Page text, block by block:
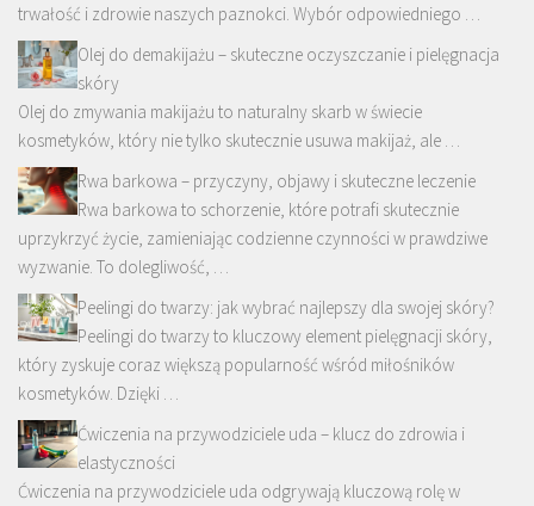
trwałość i zdrowie naszych paznokci. Wybór odpowiedniego …
Olej do demakijażu – skuteczne oczyszczanie i pielęgnacja
skóry
Olej do zmywania makijażu to naturalny skarb w świecie
kosmetyków, który nie tylko skutecznie usuwa makijaż, ale …
Rwa barkowa – przyczyny, objawy i skuteczne leczenie
Rwa barkowa to schorzenie, które potrafi skutecznie
uprzykrzyć życie, zamieniając codzienne czynności w prawdziwe
wyzwanie. To dolegliwość, …
Peelingi do twarzy: jak wybrać najlepszy dla swojej skóry?
Peelingi do twarzy to kluczowy element pielęgnacji skóry,
który zyskuje coraz większą popularność wśród miłośników
kosmetyków. Dzięki …
Ćwiczenia na przywodziciele uda – klucz do zdrowia i
elastyczności
Ćwiczenia na przywodziciele uda odgrywają kluczową rolę w